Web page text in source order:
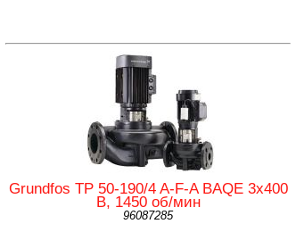
Grundfos TP 50-190/4 A-F-A BAQE 3x400
В, 1450 об/мин
96087285